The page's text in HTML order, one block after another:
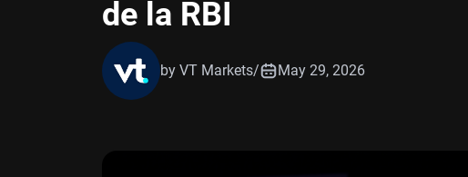
de la RBI
by VT Markets/ May 29, 2026